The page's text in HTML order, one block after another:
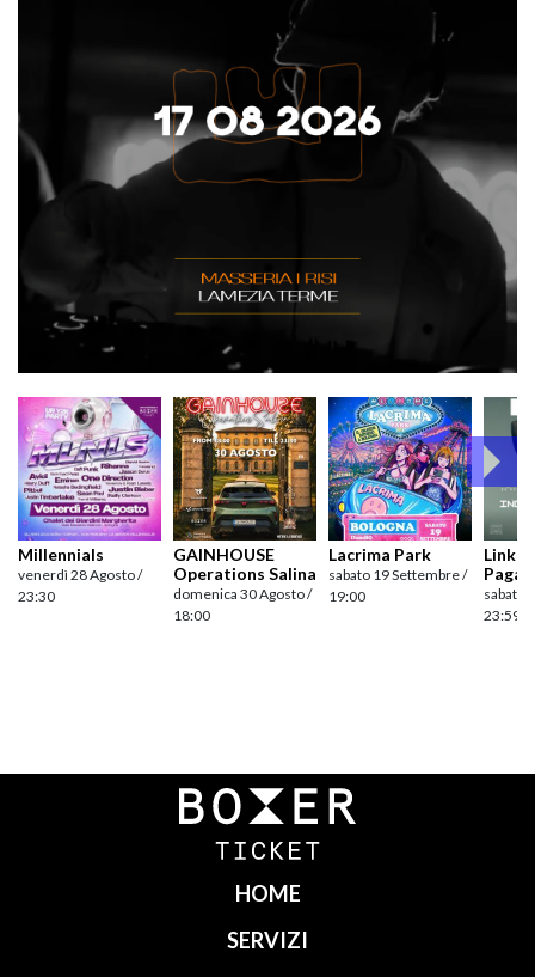
Millennials
venerdì 28 Agosto /
23:30
GAINHOUSE
Operations Salina
domenica 30 Agosto /
18:00
Lacrima Park
sabato 19 Settembre /
19:00
Link
sabato
23:59
Navigazione
HOME
SERVIZI